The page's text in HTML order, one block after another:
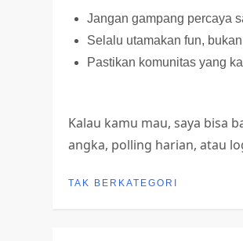
Jangan gampang percaya
Selalu utamakan fun,
Pastikan komunitas yang
Kalau kamu mau, saya bisa
angka, polling harian, atau
TAK BERKATEGORI